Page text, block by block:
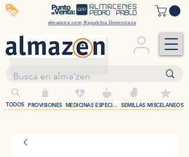
almazene.com, Republica Dominicana
off
+
PROVISIONES MEDICINAS SEMILLAS
ESPECIAS MISCELANEOS
TODOS